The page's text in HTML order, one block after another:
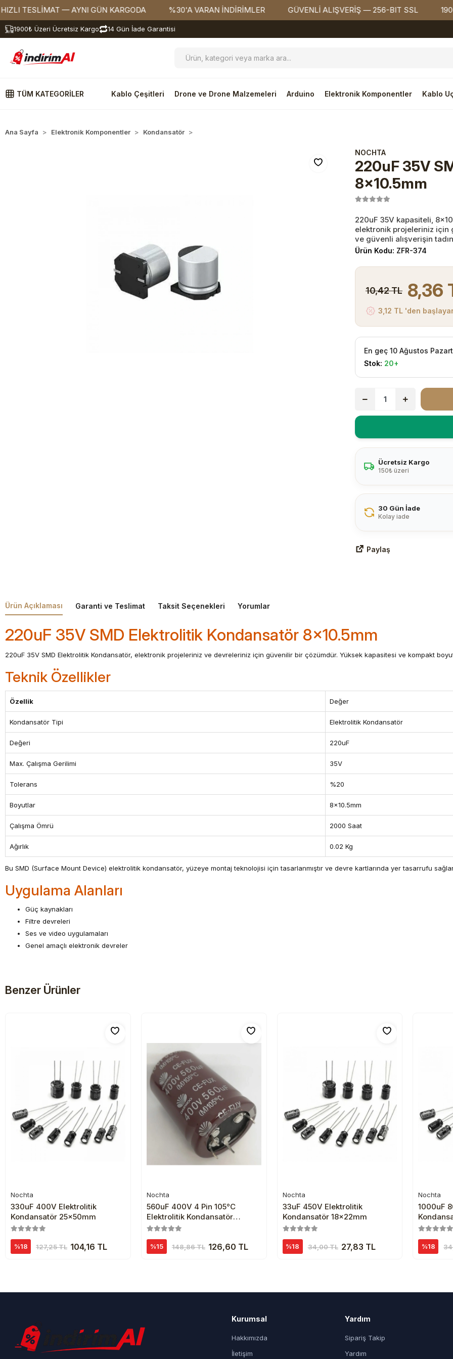
— AYNI GÜN KARGODA %30'A VARAN İNDİRİMLER GÜVENLİ ALIŞVERİŞ — 256-BIT SSL 1900₺
1900₺ Üzeri Ücretsiz Kargo 14 Gün İade Garantisi
TÜM KATEGORİLER Kablo Çeşitleri Drone ve Drone Malzemeleri Arduino Elektronik Komponentler Kablo
Ana Sayfa Elektronik Komponentler Kondansatör
NOCHTA
220uF 35V
8x10.5mm
220uF 35V kapasiteli,
elektronik projeleriniz için
ve güvenli alışverişin
Ürün Kodu: ZFR-374
10,42 TL 8,36
3,12 TL 'den
En geç 10 Ağustos
Stok: 20+
Ücretsiz Kargo
150₺ üzeri
30 Gün İade
Kolay iade
Paylaş
Ürün Açıklaması Garanti ve Teslimat Taksit Seçenekleri Yorumlar
220uF 35V SMD Elektrolitik Kondansatör 8x10.5mm
220uF 35V SMD Elektrolitik Kondansatör, elektronik projeleriniz ve devreleriniz için güvenilir bir çözümdür. Yüksek kapasitesi ve kompakt
Teknik Özellikler
Özellik Değer
Kondansatör Tipi Elektrolitik Kondansatör
Değeri 220uF
Max. Çalışma Gerilimi 35V
Tolerans %20
Boyutlar 8x10.5mm
Çalışma Ömrü 2000 Saat
Ağırlık 0.02 Kg
Bu SMD (Surface Mount Device) elektrolitik kondansatör, yüzeye montaj teknolojisi için tasarlanmıştır ve devre kartlarında yer tasarrufu
Uygulama Alanları
Güç kaynakları
Filtre devreleri
Ses ve video uygulamaları
Genel amaçlı elektronik devreler
Benzer Ürünler
Sepete Ekle
Nochta
330uF 400V Elektrolitik
Kondansatör 25x50mm
%18 127,25 TL 104,16 TL
Sepete Ekle
Nochta
560uF 400V 4 Pin 105°C
Elektrolitik Kondansatör
35x50mm
%15 148,86 TL 126,60 TL
Sepete Ekle
Nochta
33uF 450V Elektrolitik
Kondansatör 18x22mm
%18 34,00 TL 27,83 TL
Nochta
1000uF
%18
Kurumsal
Hakkımızda
İletişim
Yardım
Sipariş Takip
Yardım